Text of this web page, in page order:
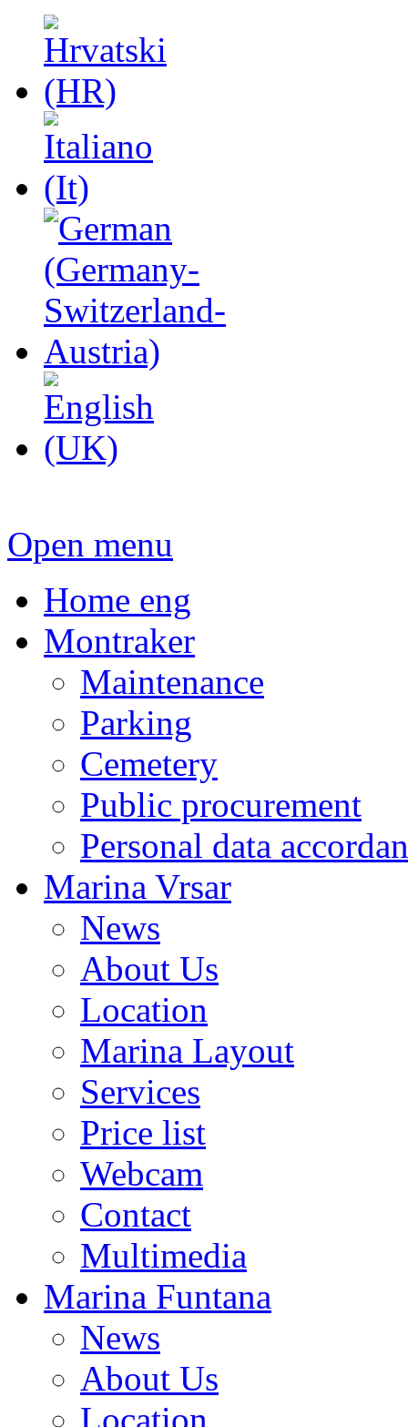
Open menu
Home eng
Montraker
Maintenance
Parking
Cemetery
Public procurement
Personal data
Marina Vrsar
News
About Us
Location
Marina Layout
Services
Price list
Webcam
Contact
Multimedia
Marina Funtana
News
About Us